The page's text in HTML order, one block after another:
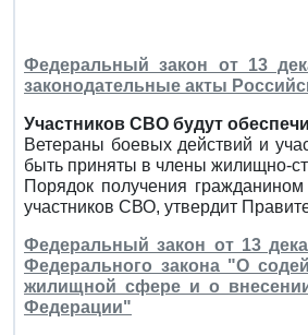
Федеральный закон от 13
законодательные акты
Участников СВО будут
Ветераны боевых действий и
быть приняты в члены жилищно-
Порядок получения
участников СВО, утвердит
Федеральный закон от 13
Федерального закона "О
жилищной сфере и о
Федерации"